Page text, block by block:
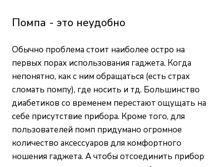
Помпа - это неудобно
Обычно проблема стоит наиболее остро на
первых порах использования гаджета. Когда
непонятно, как с ним обращаться (есть страх
сломать помпу), где носить и тд. Большинство
диабетиков со временем перестают ощущать на
себе присутствие прибора. Кроме того, для
пользователей помп придумано огромное
количество аксессуаров для комфортного
ношения гаджета. А чтобы отсоединить прибор